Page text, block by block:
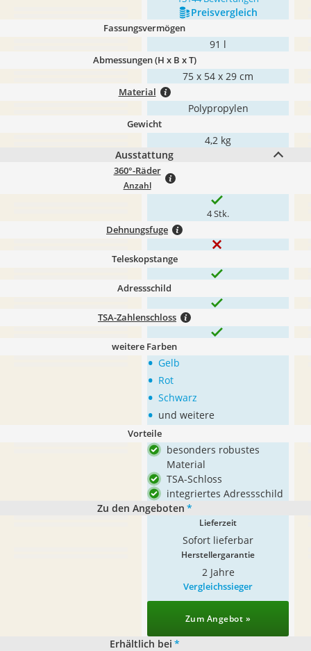
Preis­vergleich
Fassungsvermögen
91 l
Abmessungen (H x B x T)
75 x 54 x 29 cm
Material
Polypropylen
Gewicht
4,2 kg
Ausstattung
360°-Räder
Anzahl
4 Stk.
Dehnungsfuge
Teleskopstange
Adressschild
TSA-Zahlenschloss
weitere Farben
• Gelb
• Rot
• Schwarz
• und weitere
Vorteile
besonders robustes
Material
TSA-Schloss
integriertes Adressschild
Zu den Angeboten *
Lieferzeit
Sofort lieferbar
Herstellergarantie
2 Jahre
Vergleichssieger
Zum Angebot »
Erhältlich bei *